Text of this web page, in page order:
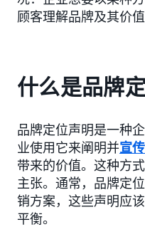
顾客理解品牌及其价
什么是品牌
品牌定位声明是一种
业使用它来阐明并宣
带来的价值。这种方
主张。通常，品牌定
销方案，这些声明应
平衡。